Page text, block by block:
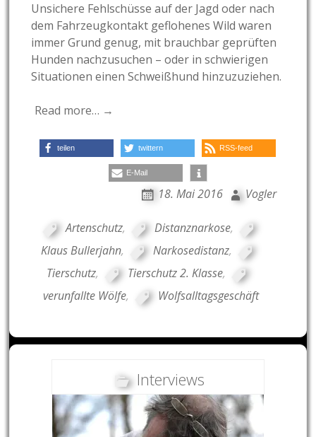
Unsichere Fehlschüsse auf der Jagd oder nach
dem Fahrzeugkontakt geflohenes Wild waren
immer Grund genug, mit brauchbar geprüften
Hunden nachzusuchen – oder in schwierigen
Situationen einen Schweißhund hinzuzuziehen.
Read more… →
teilen twittern RSS-feed
E-Mail
18. Mai 2016 Vogler
Artenschutz, Distanznarkose,
Klaus Bullerjahn, Narkosedistanz,
Tierschutz, Tierschutz 2. Klasse,
verunfallte Wölfe, Wolfsalltagsgeschäft
Interviews